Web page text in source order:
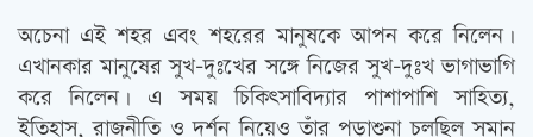
অচেনা এই শহর এবং শহরের মানুষকে আপন করে নিলেন।
এখানকার মানুষের সুখ-দুঃখের সঙ্গে নিজের সুখ-দুঃখ ভাগাভাগি
করে নিলেন। এ সময় চিকিত্‍সাবিদ্যার পাশাপাশি সাহিত্য,
ইতিহাস, রাজনীতি ও দর্শন নিয়েও তাঁর পড়াশুনা চলছিল সমান